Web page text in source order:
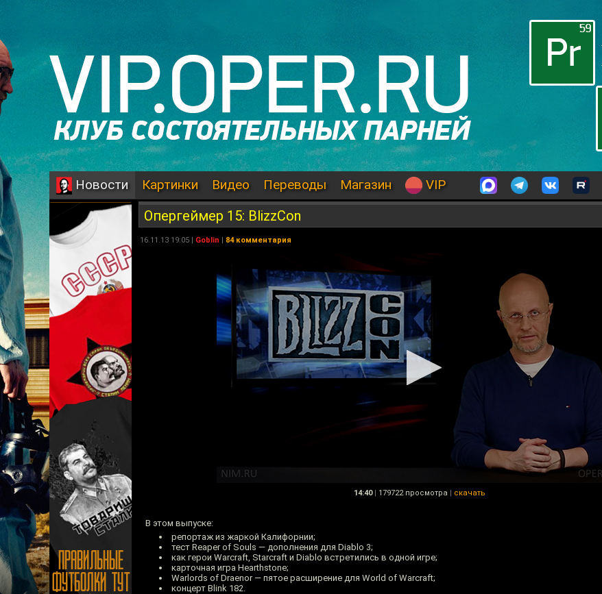
Новости Картинки Видео Переводы Магазин VIP
Опергеймер 15: BlizzCon
16.11.13 19:05 | Goblin | 84 комментария
14:40 | 179722 просмотра | скачать
В этом выпуске:
репортаж из жаркой Калифорнии;
тест Reaper of Souls — дополнения для Diablo 3;
как герои Warcraft, Starcraft и Diablo встретились в одной игре;
карточная игра Hearthstone;
Warlords of Draenor — пятое расширение для World of Warcraft;
концерт Blink 182.